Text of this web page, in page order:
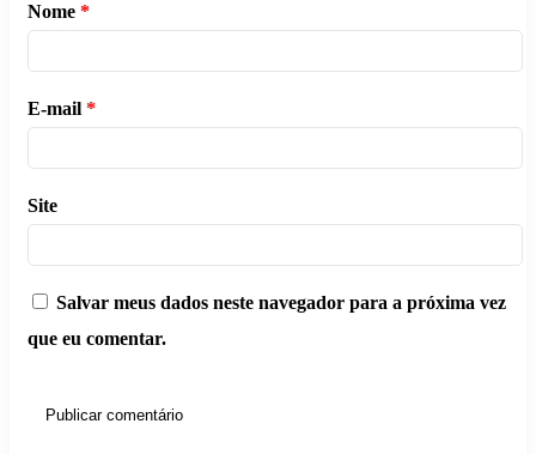
Nome *
E-mail *
Site
Salvar meus dados neste navegador para a próxima vez
que eu comentar.